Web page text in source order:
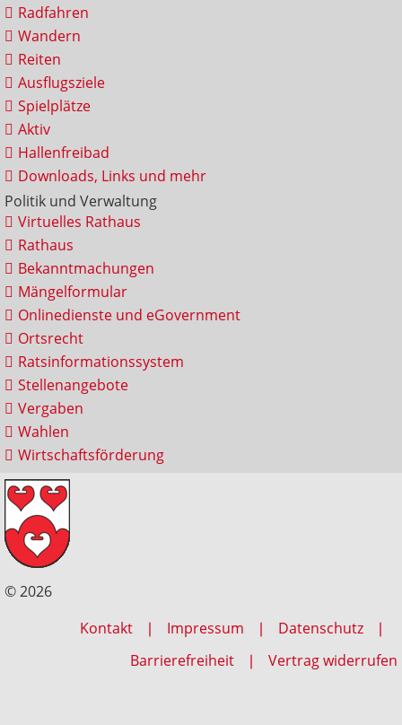
Radfahren
Wandern
Reiten
Ausflugsziele
Spielplätze
Aktiv
Hallenfreibad
Downloads, Links und mehr
Politik und Verwaltung
Virtuelles Rathaus
Rathaus
Bekanntmachungen
Mängelformular
Onlinedienste und eGovernment
Ortsrecht
Ratsinformationssystem
Stellenangebote
Vergaben
Wahlen
Wirtschaftsförderung
© 2026
Kontakt
Impressum
Datenschutz
Barrierefreiheit
Vertrag widerrufen